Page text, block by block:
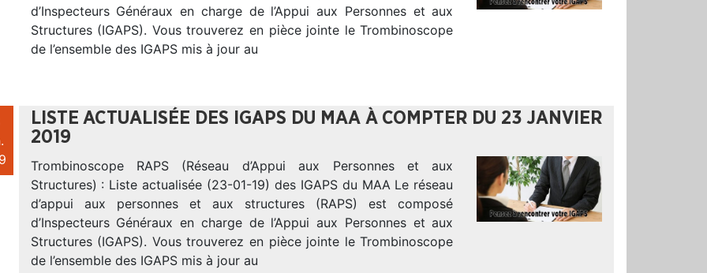
d’Inspecteurs Généraux en charge de l’Appui aux Personnes et aux
Structures (IGAPS). Vous trouverez en pièce jointe le Trombinoscope
de l’ensemble des IGAPS mis à jour au
LISTE ACTUALISÉE DES IGAPS DU MAA À COMPTER DU 23 JANVIER
2019
Trombinoscope RAPS (Réseau d’Appui aux Personnes et aux
Structures) : Liste actualisée (23-01-19) des IGAPS du MAA Le réseau
d’appui aux personnes et aux structures (RAPS) est composé
d’Inspecteurs Généraux en charge de l’Appui aux Personnes et aux
Structures (IGAPS). Vous trouverez en pièce jointe le Trombinoscope
de l’ensemble des IGAPS mis à jour au